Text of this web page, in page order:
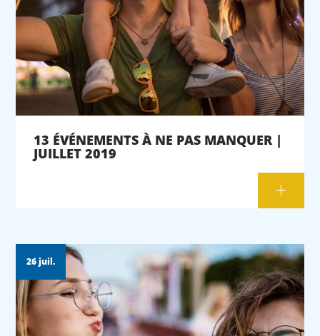
13 ÉVÉNEMENTS À NE PAS MANQUER |
JUILLET 2019
26 juil.